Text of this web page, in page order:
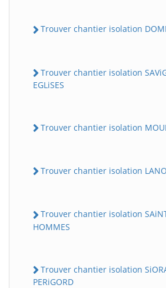
Trouver chantier isolation
Trouver chantier isolation
EGLiSES
Trouver chantier isolation
Trouver chantier isolation
Trouver chantier isolation
HOMMES
Trouver chantier isolation
PERiGORD